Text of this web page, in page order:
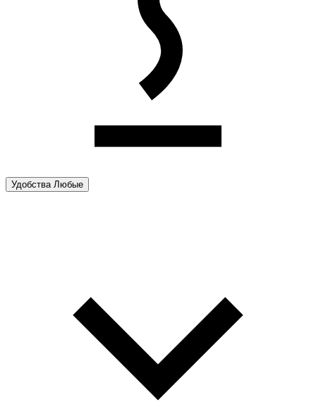
Удобства Любые